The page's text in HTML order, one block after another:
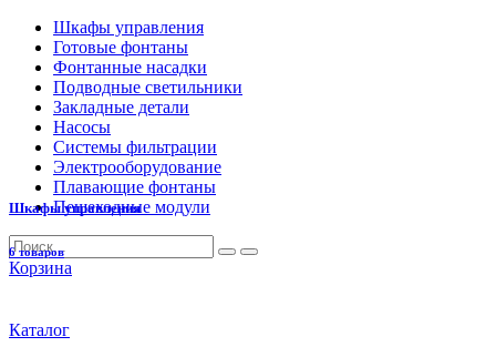
Шкафы управления
Готовые фонтаны
Фонтанные насадки
Подводные светильники
Закладные детали
Насосы
Системы фильтрации
Электрооборудование
Плавающие фонтаны
Пешеходные модули
Корзина
Каталог
Шкафы управления
6 товаров